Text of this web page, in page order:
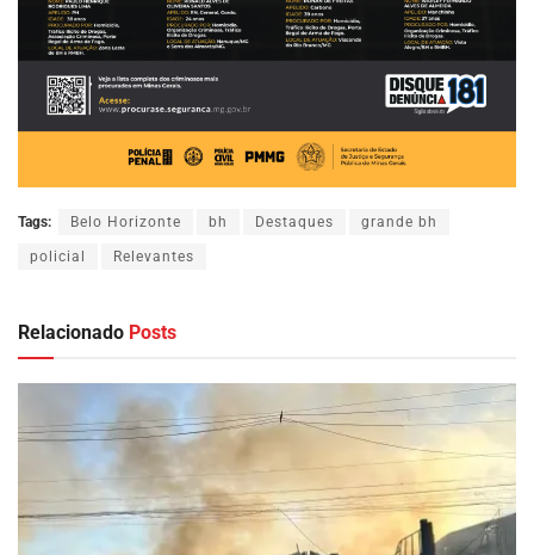
Tags: Belo Horizonte bh Destaques grande bh
policial Relevantes
Relacionado Posts